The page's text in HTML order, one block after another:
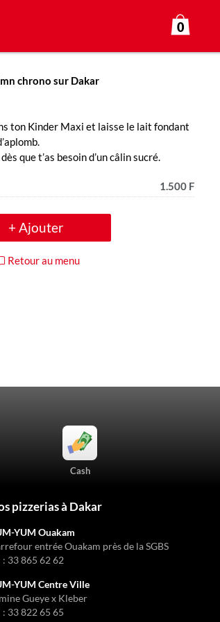
0
chrono sur Dakar
ton Kinder Maxi et laisse le lait fondant
que t’as besoin d’un câlin sucré.
1.500 F
+ Ajouter
Retour au menu
Cash
pizzerias à Dakar
YUM Ouakam
entrée Ouakam près de la SGBS
: 33 865 62 62
YUM Centre Ville
Gueye x Kleber
: 33 822 65 65